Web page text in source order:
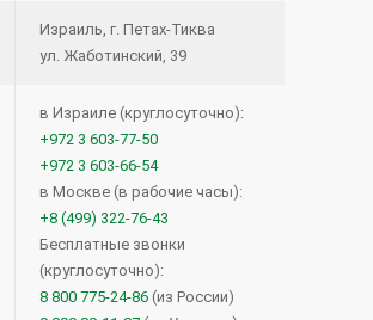
Израиль, г. Петах-Тиква
ул. Жаботинский, 39
в Израиле (круглосуточно):
+972 3 603-77-50
+972 3 603-66-54
в Москве (в рабочие часы):
+8 (499) 322-76-43
Бесплатные звонки
(круглосуточно):
8 800 775-24-86 (из России)